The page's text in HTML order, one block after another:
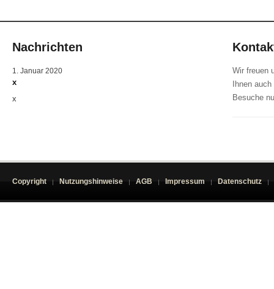
Nachrichten
1. Januar 2020
x
x
Wir freuen
Ihnen
Besuche
Copyright Nutzungshinweise AGB Impressum Datenschutz